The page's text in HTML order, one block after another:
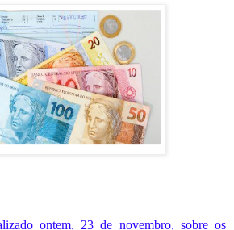
ontem, 23 de novembro, sobre os